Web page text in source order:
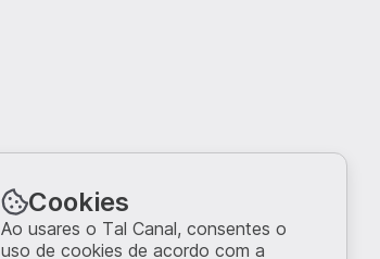
Cookies
Ao usares o Tal Canal, consentes o
uso de cookies de acordo com a